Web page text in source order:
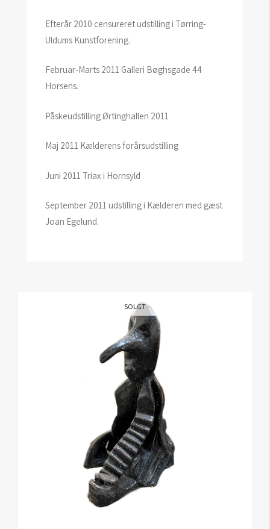
Efterår 2010 censureret udstilling i Tørring-
Uldums Kunstforening.
Februar-Marts 2011 Galleri Bøghsgade 44
Horsens.
Påskeudstilling Ørtinghallen 2011
Maj 2011 Kælderens forårsudstilling
Juni 2011 Triax i Hornsyld
September 2011 udstilling i Kælderen med gæst
Joan Egelund.
SOLGT